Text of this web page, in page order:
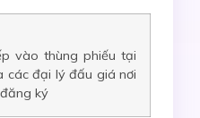
vào thùng phiếu tại
các đại lý đấu giá nơi
ký